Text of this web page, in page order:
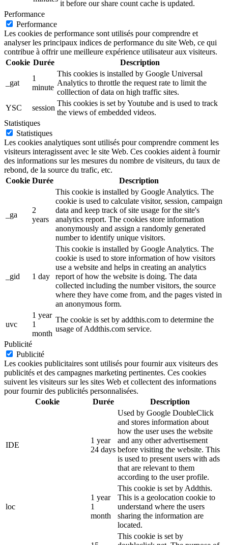
it before our share count cache is updated.
Performance
Performance
Les cookies de performance sont utilisés pour comprendre et
analyser les principaux indices de performance du site Web, ce qui
contribue à offrir une meilleure expérience utilisateur aux visiteurs.
Cookie Durée Description
_gat
1
minute
This cookies is installed by Google Universal
Analytics to throttle the request rate to limit the
colllection of data on high traffic sites.
YSC
session
This cookies is set by Youtube and is used to track
the views of embedded videos.
Statistiques
Statistiques
Les cookies analytiques sont utilisés pour comprendre comment les
visiteurs interagissent avec le site Web. Ces cookies aident à fournir
des informations sur les mesures du nombre de visiteurs, du taux de
rebond, de la source du trafic, etc.
Cookie Durée Description
_ga
2
years
This cookie is installed by Google Analytics. The
cookie is used to calculate visitor, session, campaign
data and keep track of site usage for the site's
analytics report. The cookies store information
anonymously and assign a randomly generated
number to identify unique visitors.
_gid 1 day
This cookie is installed by Google Analytics. The
cookie is used to store information of how visitors
use a website and helps in creating an analytics
report of how the website is doing. The data
collected including the number visitors, the source
where they have come from, and the pages visted in
an anonymous form.
uvc
1 year
1
month
The cookie is set by addthis.com to determine the
usage of Addthis.com service.
Publicité
Publicité
Les cookies publicitaires sont utilisés pour fournir aux visiteurs des
publicités et des campagnes marketing pertinentes. Ces cookies
suivent les visiteurs sur les sites Web et collectent des informations
pour fournir des publicités personnalisées.
Cookie
Durée Description
IDE
1 year
24 days
Used by Google DoubleClick
and stores information about
how the user uses the website
and any other advertisement
before visiting the website. This
is used to present users with ads
that are relevant to them
according to the user profile.
loc
1 year
1
month
This cookie is set by Addthis.
This is a geolocation cookie to
understand where the users
sharing the information are
located.
This cookie is set by